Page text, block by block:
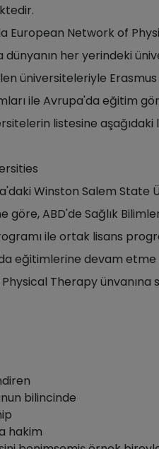
European Network of
dünyanın her yerindeki
üniversiteleriyle Erasmus
ile Avrupa'da eğitim
listesine aşağıdaki
Winston Salem State
göre, ABD'de Sağlık
ile ortak lisans
eğitimlerine devam
Therapy ünvanına
bilincinde
hakim